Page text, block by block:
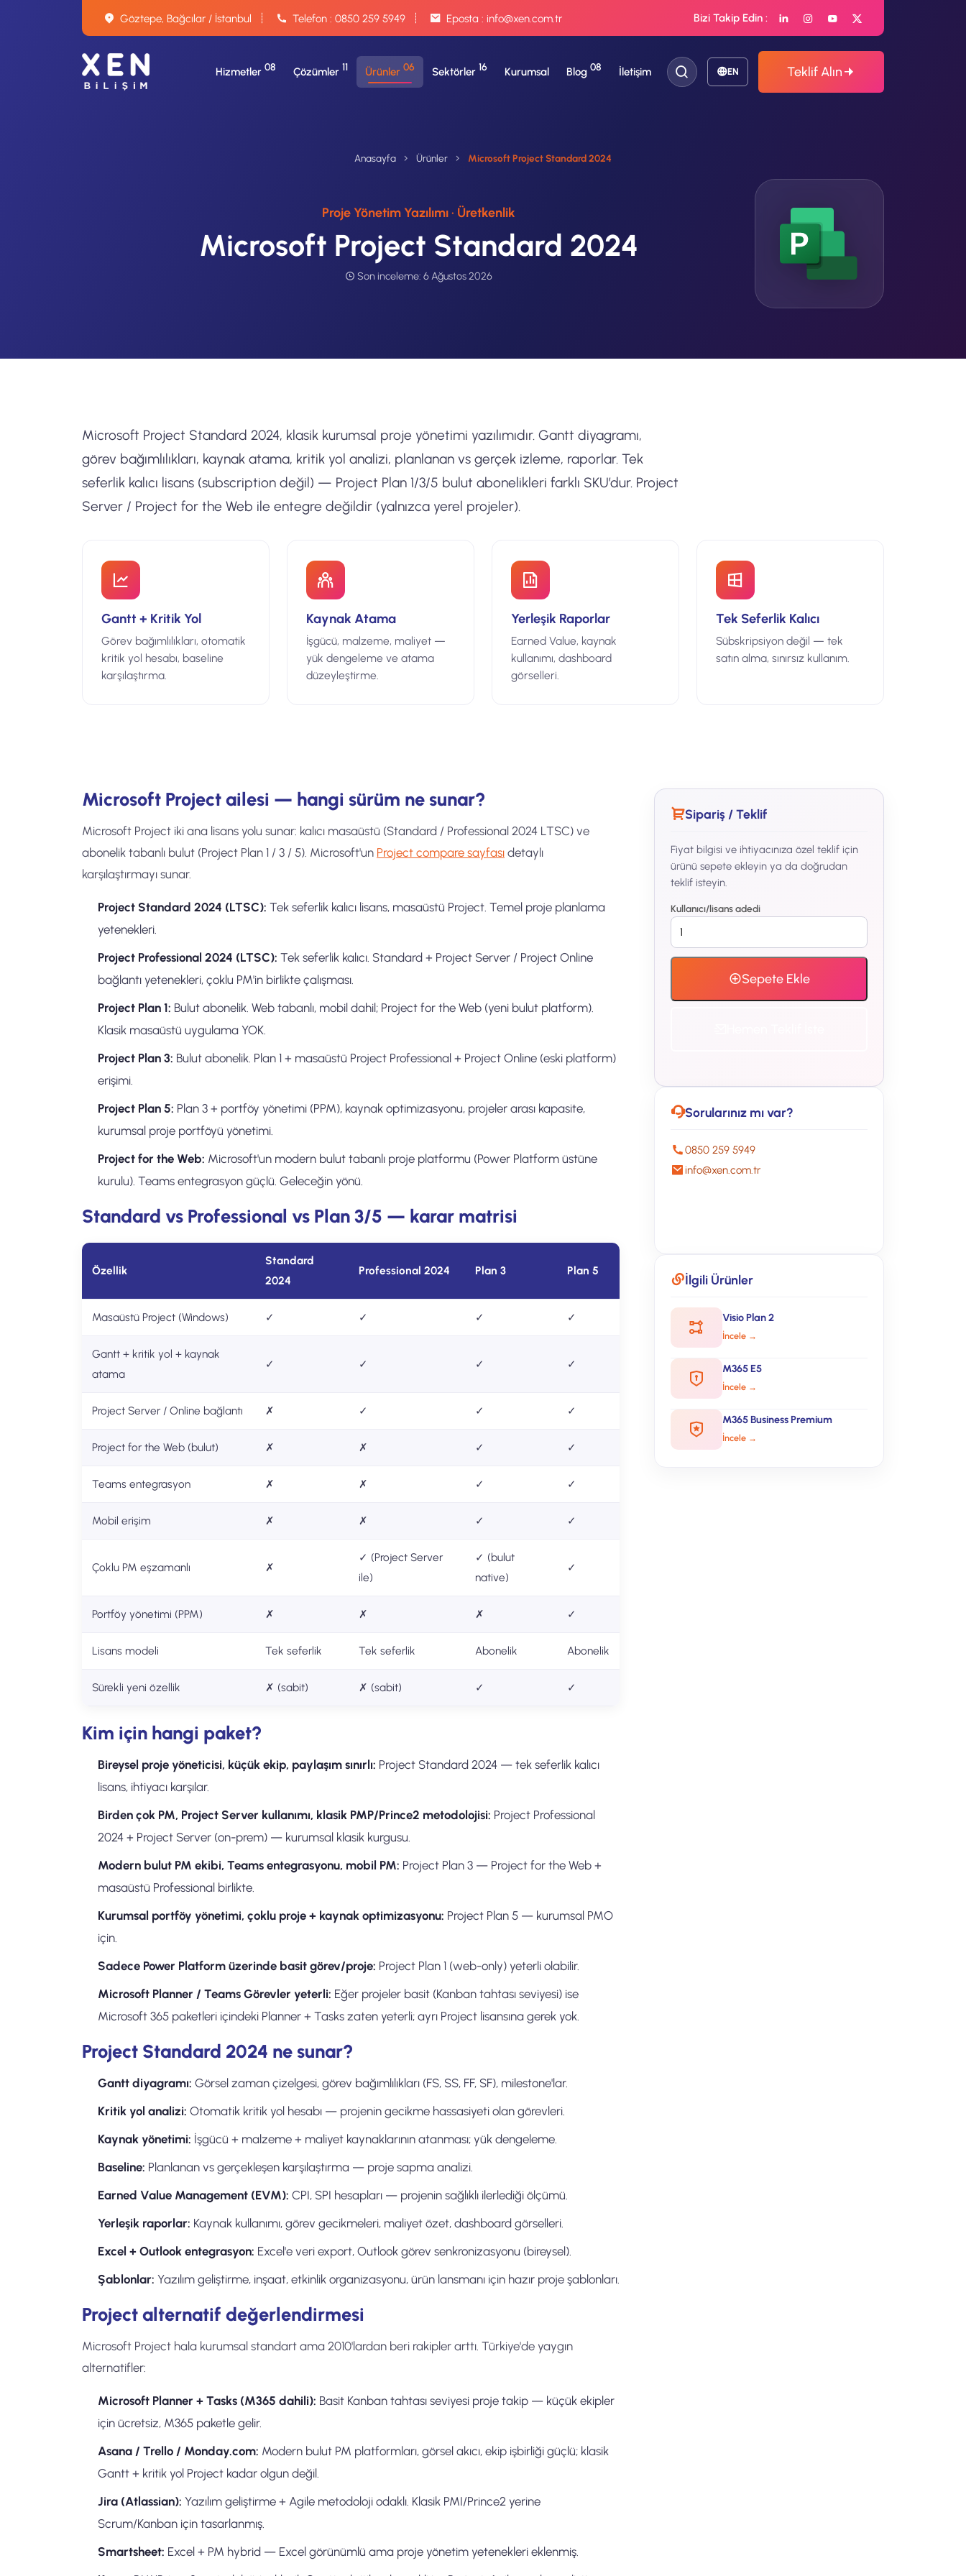
Göztepe, Bağcılar / İstanbul Telefon : 0850 259 5949 Eposta : info@xen.com.tr Bizi Takip Edin :
Hizmetler 08 Çözümler 11 Ürünler 06 Sektörler 16 Kurumsal Blog 08 İletişim EN Teklif Alın
Anasayfa Ürünler Microsoft Project Standard 2024
Proje Yönetim Yazılımı · Üretkenlik
Microsoft Project Standard 2024
Son inceleme: 6 Ağustos 2026
Microsoft Project Standard 2024, klasik kurumsal proje yönetimi yazılımıdır. Gantt diyagramı,
görev bağımlılıkları, kaynak atama, kritik yol analizi, planlanan vs gerçek izleme, raporlar. Tek
seferlik kalıcı lisans (subscription değil) — Project Plan 1/3/5 bulut abonelikleri farklı SKU’dur. Project
Server / Project for the Web ile entegre değildir (yalnızca yerel projeler).
Gantt + Kritik Yol
Görev bağımlılıkları, otomatik
kritik yol hesabı, baseline
karşılaştırma.
Kaynak Atama
İşgücü, malzeme, maliyet —
yük dengeleme ve atama
düzeyleştirme.
Yerleşik Raporlar
Earned Value, kaynak
kullanımı, dashboard
görselleri.
Tek Seferlik Kalıcı
Sübskripsiyon değil — tek
satın alma, sınırsız kullanım.
Microsoft Project ailesi — hangi sürüm ne sunar?
Microsoft Project iki ana lisans yolu sunar: kalıcı masaüstü (Standard / Professional 2024 LTSC) ve
abonelik tabanlı bulut (Project Plan 1 / 3 / 5). Microsoft'un Project compare sayfası detaylı
karşılaştırmayı sunar.
Project Standard 2024 (LTSC): Tek seferlik kalıcı lisans, masaüstü Project. Temel proje planlama
yetenekleri.
Project Professional 2024 (LTSC): Tek seferlik kalıcı. Standard + Project Server / Project Online
bağlantı yetenekleri, çoklu PM'in birlikte çalışması.
Project Plan 1: Bulut abonelik. Web tabanlı, mobil dahil; Project for the Web (yeni bulut platform).
Klasik masaüstü uygulama YOK.
Project Plan 3: Bulut abonelik. Plan 1 + masaüstü Project Professional + Project Online (eski platform)
erişimi.
Project Plan 5: Plan 3 + portföy yönetimi (PPM), kaynak optimizasyonu, projeler arası kapasite,
kurumsal proje portföyü yönetimi.
Project for the Web: Microsoft'un modern bulut tabanlı proje platformu (Power Platform üstüne
kurulu). Teams entegrasyon güçlü. Geleceğin yönü.
Standard vs Professional vs Plan 3/5 — karar matrisi
Özellik
Standard
2024
Professional 2024 Plan 3 Plan 5
Masaüstü Project (Windows) ✓ ✓ ✓ ✓
Gantt + kritik yol + kaynak
atama
✓ ✓ ✓ ✓
Project Server / Online bağlantı ✗ ✓ ✓ ✓
Project for the Web (bulut) ✗ ✗ ✓ ✓
Teams entegrasyon ✗ ✗ ✓ ✓
Mobil erişim ✗ ✗ ✓ ✓
Çoklu PM eşzamanlı ✗
✓ (Project Server
ile)
✓ (bulut
native)
✓
Portföy yönetimi (PPM) ✗ ✗ ✗ ✓
Lisans modeli Tek seferlik Tek seferlik Abonelik Abonelik
Sürekli yeni özellik ✗ (sabit) ✗ (sabit) ✓ ✓
Kim için hangi paket?
Bireysel proje yöneticisi, küçük ekip, paylaşım sınırlı: Project Standard 2024 — tek seferlik kalıcı
lisans, ihtiyacı karşılar.
Birden çok PM, Project Server kullanımı, klasik PMP/Prince2 metodolojisi: Project Professional
2024 + Project Server (on-prem) — kurumsal klasik kurgusu.
Modern bulut PM ekibi, Teams entegrasyonu, mobil PM: Project Plan 3 — Project for the Web +
masaüstü Professional birlikte.
Kurumsal portföy yönetimi, çoklu proje + kaynak optimizasyonu: Project Plan 5 — kurumsal PMO
için.
Sadece Power Platform üzerinde basit görev/proje: Project Plan 1 (web-only) yeterli olabilir.
Microsoft Planner / Teams Görevler yeterli: Eğer projeler basit (Kanban tahtası seviyesi) ise
Microsoft 365 paketleri içindeki Planner + Tasks zaten yeterli; ayrı Project lisansına gerek yok.
Project Standard 2024 ne sunar?
Gantt diyagramı: Görsel zaman çizelgesi, görev bağımlılıkları (FS, SS, FF, SF), milestone'lar.
Kritik yol analizi: Otomatik kritik yol hesabı — projenin gecikme hassasiyeti olan görevleri.
Kaynak yönetimi: İşgücü + malzeme + maliyet kaynaklarının atanması; yük dengeleme.
Baseline: Planlanan vs gerçekleşen karşılaştırma — proje sapma analizi.
Earned Value Management (EVM): CPI, SPI hesapları — projenin sağlıklı ilerlediği ölçümü.
Yerleşik raporlar: Kaynak kullanımı, görev gecikmeleri, maliyet özet, dashboard görselleri.
Excel + Outlook entegrasyon: Excel'e veri export, Outlook görev senkronizasyonu (bireysel).
Şablonlar: Yazılım geliştirme, inşaat, etkinlik organizasyonu, ürün lansmanı için hazır proje şablonları.
Project alternatif değerlendirmesi
Microsoft Project hala kurumsal standart ama 2010'lardan beri rakipler arttı. Türkiye'de yaygın
alternatifler:
Microsoft Planner + Tasks (M365 dahili): Basit Kanban tahtası seviyesi proje takip — küçük ekipler
için ücretsiz, M365 paketle gelir.
Asana / Trello / Monday.com: Modern bulut PM platformları, görsel akıcı, ekip işbirliği güçlü; klasik
Gantt + kritik yol Project kadar olgun değil.
Jira (Atlassian): Yazılım geliştirme + Agile metodoloji odaklı. Klasik PMI/Prince2 yerine
Scrum/Kanban için tasarlanmış.
Smartsheet: Excel + PM hybrid — Excel görünümlü ama proje yönetim yetenekleri eklenmiş.
Sipariş / Teklif
Fiyat bilgisi ve ihtiyacınıza özel teklif için
ürünü sepete ekleyin ya da doğrudan
teklif isteyin.
Kullanıcı/lisans adedi
Sepete Ekle
Sorularınız mı var?
0850 259 5949
info@xen.com.tr
İlgili Ürünler
Visio Plan 2
İncele →
M365 E5
İncele →
M365 Business Premium
İncele →